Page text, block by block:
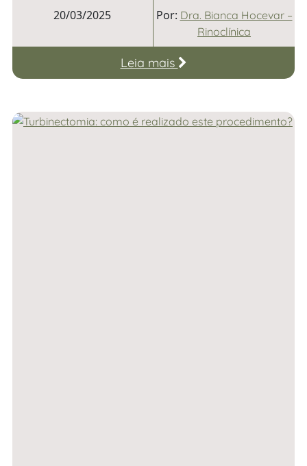
20/03/2025 Por: Dra. Bianca Hocevar –
Rinoclínica
Leia mais